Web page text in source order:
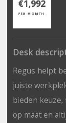
€1,992
PER MONTH
Desk
Regus helpt
juiste
bieden
op maat en